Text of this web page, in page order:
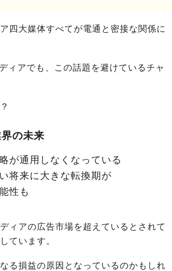
四大媒体すべてが電通と密接な関係に
ィアでも、この話題を避けているチャ
の未来
が通用しなくなっている
将来に大きな転換期が
性も
ィアの広告市場を超えているとされて
ています。
る損益の原因となっているのかもしれ